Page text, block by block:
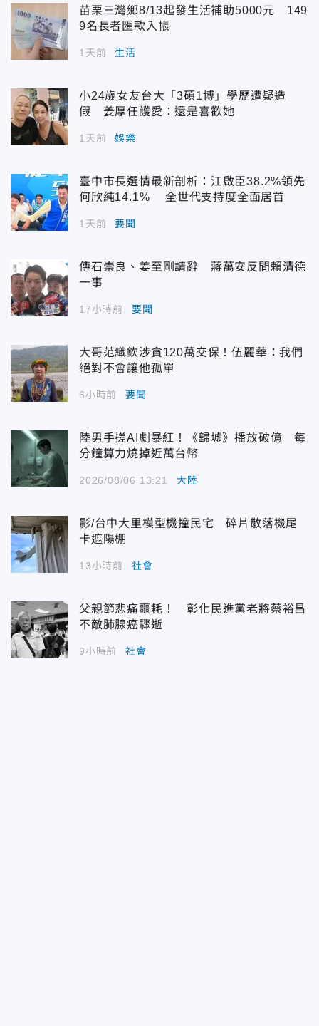
苗栗三灣鄉8/13起發生活補助5000元 149
9名長者匯款入帳
1天前 生活
小24歲女友台大「3碩1博」學歷遭疑造
假 姜厚任護愛：還是喜歡她
1天前 娛樂
臺中市長選情最新剖析：江啟臣38.2%領先
何欣純14.1% 全世代支持度全面居首
1天前 要聞
傳石崇良、姜至剛請辭 蔣萬安反問賴清德
一事
17小時前 要聞
大哥范織欽涉貪120萬交保！伍麗華：我們
絕對不會讓他孤單
6小時前 要聞
陸男手搓AI劇暴紅！《歸墟》播放破億 每
分鐘算力燒掉近萬台幣
2026/08/06 13:21 大陸
影/台中大里模型機撞民宅 碎片散落機尾
卡遮陽棚
13小時前 社會
父親節悲痛噩耗！ 彰化民進黨老將蔡裕昌
不敵肺腺癌驟逝
9小時前 社會